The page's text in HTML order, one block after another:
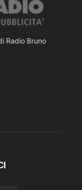
Radio Bruno